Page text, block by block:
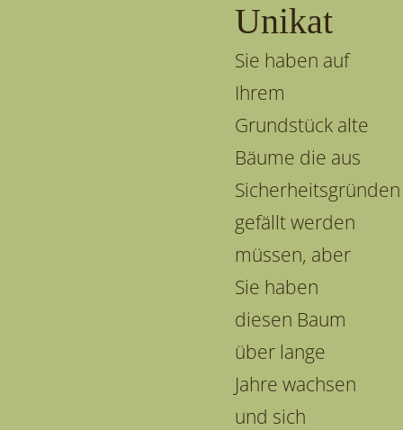
Unikat
Sie haben auf
Ihrem
Grundstück alte
Bäume die aus
Sicherheitsgründen
gefällt werden
müssen, aber
Sie haben
diesen Baum
über lange
Jahre wachsen
und sich